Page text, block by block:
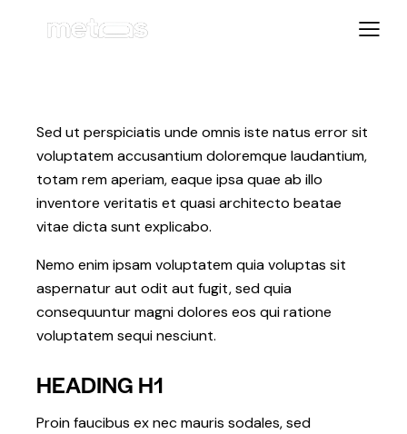
Sed ut perspiciatis unde omnis iste natus error sit
voluptatem accusantium doloremque laudantium,
totam rem aperiam, eaque ipsa quae ab illo
inventore veritatis et quasi architecto beatae
vitae dicta sunt explicabo.
Nemo enim ipsam voluptatem quia voluptas sit
aspernatur aut odit aut fugit, sed quia
consequuntur magni dolores eos qui ratione
voluptatem sequi nesciunt.
HEADING H1
Proin faucibus ex nec mauris sodales, sed